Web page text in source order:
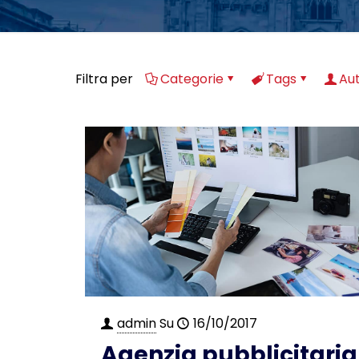
Filtra per Categorie Tags
adminSu 16/10/2017